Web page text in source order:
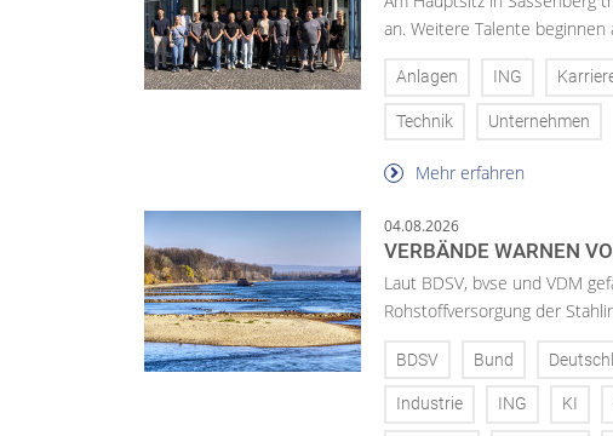
an. Weitere Talente
Anlagen ING
Technik Unternehmen
Mehr erfahren
04.08.2026
VERBÄNDE WARNEN
Laut BDSV, bvse und VDM
Rohstoffversorgung der
BDSV Bund
Industrie ING KI